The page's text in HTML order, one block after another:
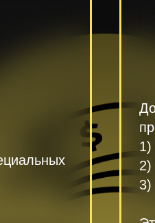
1)
2)
3)